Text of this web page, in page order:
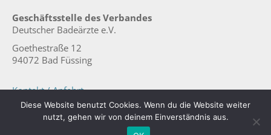
Geschäftsstelle des Verbandes
Deutscher Badeärzte e.V.
Goethestraße 12
94072 Bad Füssing
Kontakt / Anfahrt
Impressum
Datenschutz
Diese Website benutzt Cookies. Wenn du die Website weiter
nutzt, gehen wir von deinem Einverständnis aus.